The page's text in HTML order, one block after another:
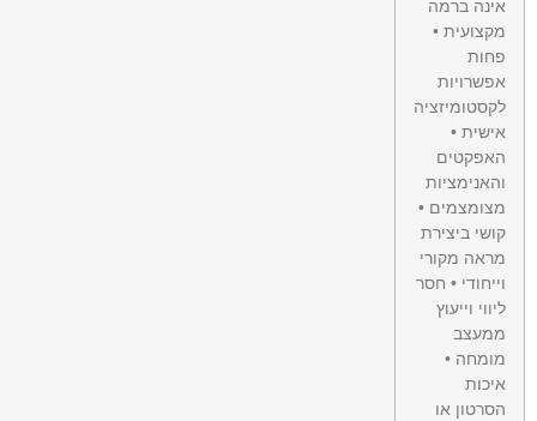
אינה ברמה
מקצועית •
פחות
אפשרויות
לקסטומיזציה
אישית •
האפקטים
והאנימציות
מצומצמים •
קושי ביצירת
מראה מקורי
וייחודי • חסר
ליווי וייעוץ
ממעצב
מומחה •
איכות
הסרטון או